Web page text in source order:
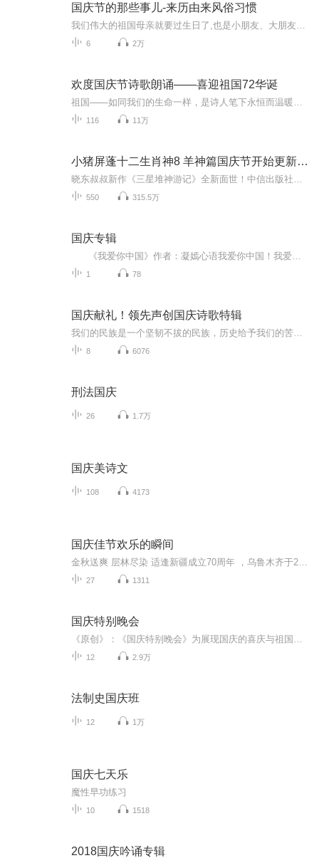
国庆节的那些事儿-来历由来风俗习惯
6 2万
欢度国庆节诗歌朗诵——喜迎祖国72华诞
116 11万
小猪屏蓬十二生肖神8 羊神篇国庆节开始更新啦！
550 315.5万
国庆专辑
1 78
国庆献礼！领先声创国庆诗歌特辑
8 6076
刑法国庆
26 1.7万
国庆美诗文
108 4173
国庆佳节欢乐的瞬间
27 1311
国庆特别晚会
12 2.9万
法制史国庆班
12 1万
国庆七天乐
魔性早功练习
10 1518
2018国庆吟诵专辑